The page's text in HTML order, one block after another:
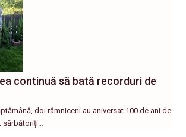
continuă să bată recorduri de
doi râmniceni au aniversat 100 de ani de
sărbătoriți…